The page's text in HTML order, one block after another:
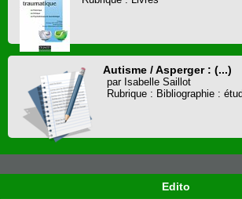
Autisme / Asperger : (...)
par Isabelle Saillot
Rubrique : Bibliographie :
Edito